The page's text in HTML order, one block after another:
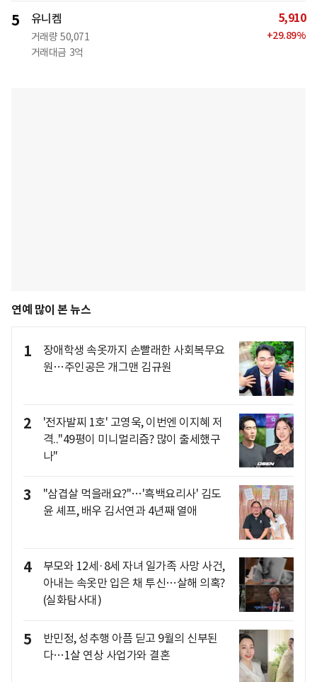
5 유니켐
거래량 50,071
거래대금 3억
5,910
+29.89%
연예 많이 본 뉴스
1
장애학생 속옷까지 손빨래한 사회복무요
원…주인공은 개그맨 김규원
2
'전자발찌 1호' 고영욱, 이번엔 이지혜 저
격.."49평이 미니멀리즘? 많이 출세했구
나"
3
"삼겹살 먹을래요?"…'흑백요리사' 김도
윤 셰프, 배우 김서연과 4년째 열애
4
부모와 12세·8세 자녀 일가족 사망 사건,
아내는 속옷만 입은 채 투신…살해 의혹?
(실화탐사대)
5
반민정, 성추행 아픔 딛고 9월의 신부된
다…1살 연상 사업가와 결혼